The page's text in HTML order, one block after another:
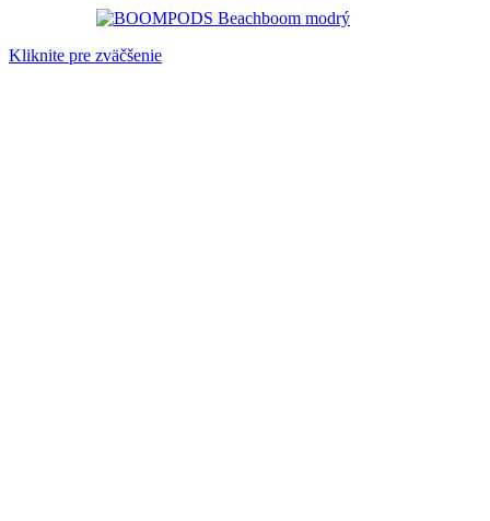
Kliknite pre zväčšenie